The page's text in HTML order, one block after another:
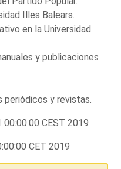
Illes Balears.
en la Universidad
y publicaciones
periódicos y revistas.
00:00:00 CEST 2019
CET 2019